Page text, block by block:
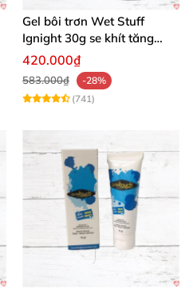
Gel bôi trơn Wet Stuff
Ignight 30g se khít tăng
khoái cảm nữ hiệu quả
420.000₫
583.000₫
-28%
(741)